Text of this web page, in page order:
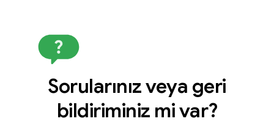
Sorularınız veya geri
bildiriminiz mi var?